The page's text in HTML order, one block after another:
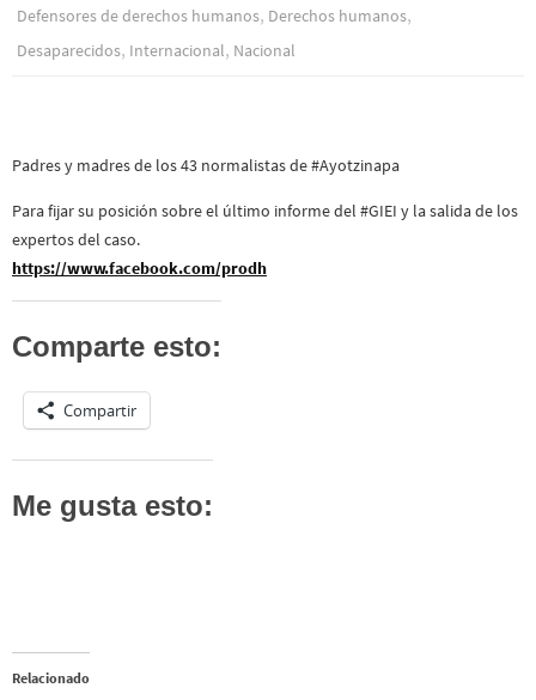
Defensores de derechos humanos, Derechos humanos,
Desaparecidos, Internacional, Nacional
Padres y madres de los 43 normalistas de #Ayotzinapa
Para fijar su posición sobre el último informe del #GIEI y la salida de los
expertos del caso.
https://www.facebook.com/prodh
Comparte esto:
Compartir
Me gusta esto:
Relacionado